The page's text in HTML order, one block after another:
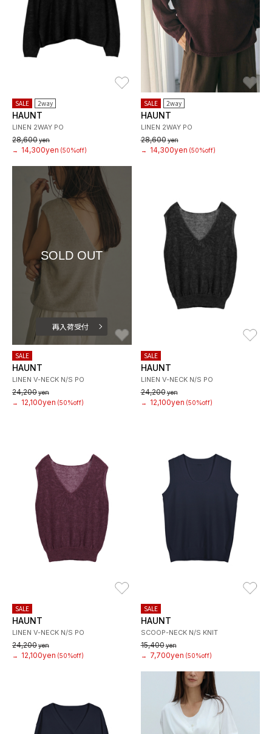
お気に入り
SALE 2way
HAUNT
LINEN 2WAY PO
28,600yen
→
14,300yen (50%off)
SALE 2way
HAUNT
LINEN 2WAY PO
28,600yen
→
14,300yen (50%off)
SOLD OUT
再入荷受付
SALE
HAUNT
LINEN V-NECK N/S PO
24,200yen
→
12,100yen (50%off)
SALE
HAUNT
LINEN V-NECK N/S PO
24,200yen
→
12,100yen (50%off)
SALE
HAUNT
LINEN V-NECK N/S PO
24,200yen
→
12,100yen (50%off)
SALE
HAUNT
SCOOP-NECK N/S KNIT
15,400yen
→
7,700yen (50%off)